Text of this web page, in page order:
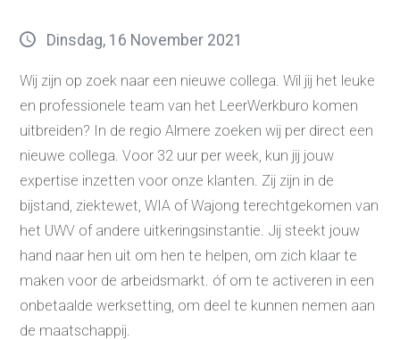
Re-integratie
Modulaire dienstverlening
WerkFit maken re-integratie
WerkFit in combinatie met
Budgetcoaching
NaarWerk re-integratie
WerkBehoud
Starten als zelfstandige
Budgetcoaching
Dinsdag, 16 November 2021
Wij zijn op zoek naar een nieuwe collega. Wil jij het leuke
en professionele team van het LeerWerkburo komen
uitbreiden? In de regio Almere zoeken wij per direct een
nieuwe collega. Voor 32 uur per week, kun jij jouw
expertise inzetten voor onze klanten. Zij zijn in de
bijstand, ziektewet, WIA of Wajong terechtgekomen van
het UWV of andere uitkeringsinstantie. Jij steekt jouw
hand naar hen uit om hen te helpen, om zich klaar te
maken voor de arbeidsmarkt. óf om te activeren in een
onbetaalde werksetting, om deel te kunnen nemen aan
de maatschappij.